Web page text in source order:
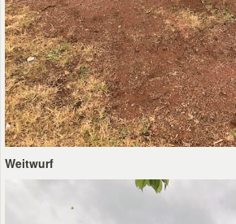
Weitwurf